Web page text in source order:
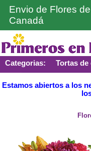
Envio de Flores
Canadá
Categorias: Tortas de
Estamos abiertos a los